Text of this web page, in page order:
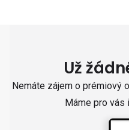
Už
Nemáte zájem o prémiový
Máme pro vás